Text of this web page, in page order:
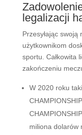
legalizacji
Przesyłając
użytkownikom
sportu. Całkowita
zakończeniu
W 2020 roku
miliona dolarów